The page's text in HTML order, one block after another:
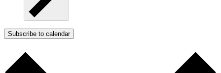
Subscribe to calendar